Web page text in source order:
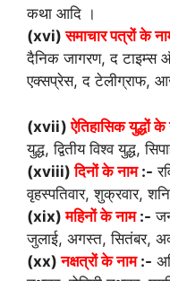
कथा आदि ।
(xvi)समाचार पत्रों के
दैनिक जागरण, द टाइम्स
एक्सप्रेस, द टेलीग्राफ,
(xvii)ऐतिहासिक युद्धों के
युद्ध, द्वितीय विश्व युद्ध,
(xviii)दिनों के नाम:-
वृहस्पतिवार, शुक्रवार,
(xix)महिनों के नाम:-
जुलाई, अगस्त, सितंबर,
(xx)नक्षत्रों के नाम:-